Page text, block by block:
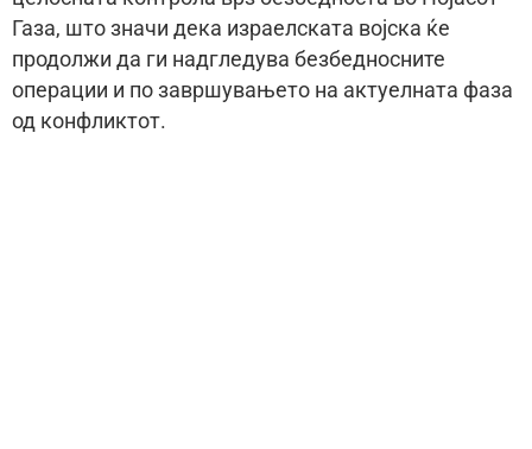
Газа, што значи дека израелската војска ќе
продолжи да ги надгледува безбедносните
операции и по завршувањето на актуелната фаза
од конфликтот.